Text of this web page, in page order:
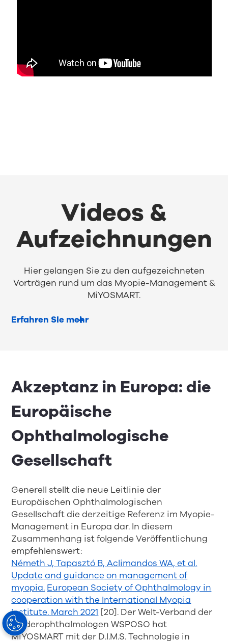
Videos &
Aufzeichnungen
Hier gelangen Sie zu den aufgezeichneten
Vorträgen rund um das Myopie-Management &
MiYOSMART.
Erfahren SIe mehr
Akzeptanz in Europa: die
Europäische
Ophthalmologische
Gesellschaft
Generell stellt die neue Leitlinie der
Europäischen Ophthalmologischen
Gesellschaft die derzeitige Referenz im Myopie-
Management in Europa dar. In diesem
Zusammenhang ist folgende Veröffentlichung
empfehlenswert:
Németh J, Tapasztó B, Aclimandos WA, et al.
Update and guidance on management of
myopia. European Society of Ophthalmology in
cooperation with the International Myopia
Institute. March 2021 [20]. Der Welt-Verband der
Kinderophthalmologen WSPOSO hat
MiYOSMART mit der D.I.M.S. Technologie in